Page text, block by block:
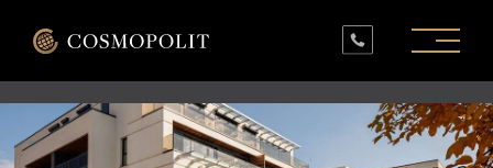
PROIECTE ÎN LUCRU
PROIECTE FINALIZATE
SPAȚII COMERCIALE
INFO
CONTACT